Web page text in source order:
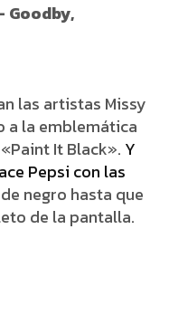
Goodby,
las artistas Missy
a la emblemática
It Black». Y
Pepsi con las
negro hasta que
de la pantalla.